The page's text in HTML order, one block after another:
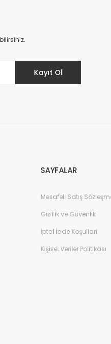
Kayıt Ol
SAYFALAR
Mesafeli Satış
Gizlilik ve Güvenlik
İptal İade Koşullari
Kişisel Veriler Politikası